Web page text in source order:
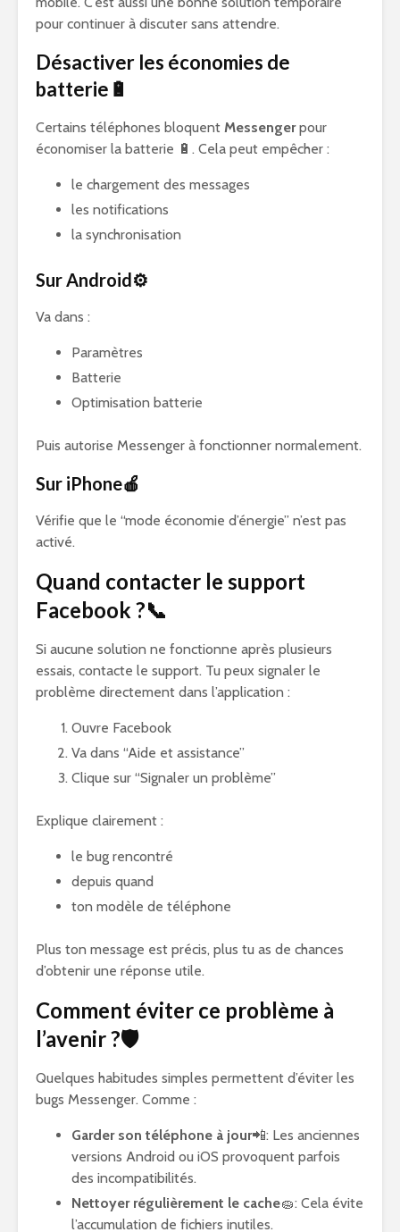
pour continuer à discuter sans attendre.
Désactiver les économies de
batterie🔋
Certains téléphones bloquent Messengerpour
économiser la batterie 🔋. Cela peut empêcher :
le chargement des messages
les notifications
la synchronisation
Sur Android⚙️
Va dans :
Paramètres
Batterie
Optimisation batterie
Puis autorise Messenger à fonctionner normalement.
Sur iPhone🍎
Vérifie que le “mode économie d’énergie” n’est pas
activé.
Quand contacter le support
Facebook ?📞
Si aucune solution ne fonctionne après plusieurs
essais, contacte le support. Tu peux signaler le
problème directement dans l’application :
Ouvre Facebook
Va dans “Aide et assistance”
Clique sur “Signaler un problème”
Explique clairement :
le bug rencontré
depuis quand
ton modèle de téléphone
Plus ton message est précis, plus tu as de chances
d’obtenir une réponse utile.
Comment éviter ce problème à
l’avenir ?🛡️
Quelques habitudes simples permettent d’éviter les
bugs Messenger. Comme :
Garder son téléphone à jour📲: Les anciennes
versions Android ou iOS provoquent parfois
des incompatibilités.
Nettoyer régulièrement le cache🧽: Cela évite
l’accumulation de fichiers inutiles.